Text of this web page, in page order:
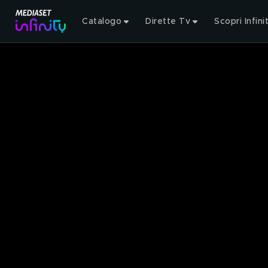
Catalogo Dirette Tv Scopri